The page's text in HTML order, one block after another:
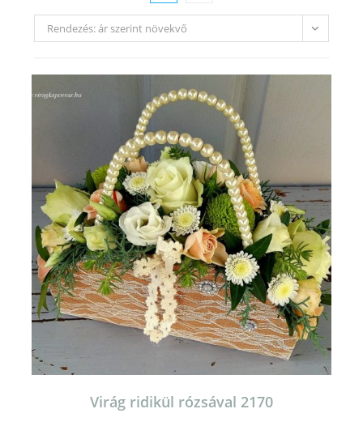
Rendezés: ár szerint növekvő
Virág ridikül rózsával 2170